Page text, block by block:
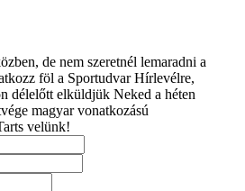
de nem szeretnél lemaradni a
föl a Sportudvar Hírlevélre,
délelőtt elküldjük Neked a héten
magyar vonatkozású
velünk!